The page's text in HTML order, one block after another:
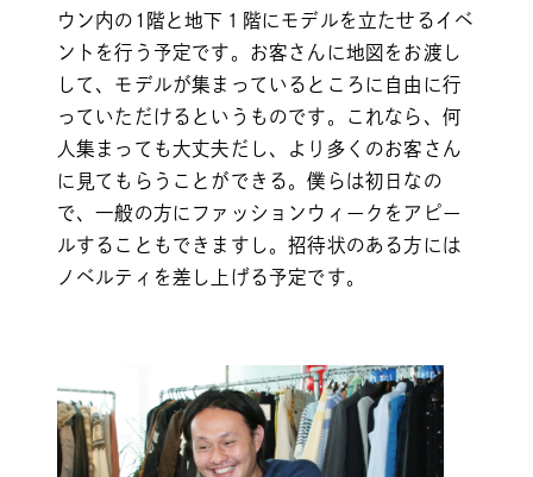
ウン内の1階と地下１階にモデルを立たせるイベ
ントを行う予定です。お客さんに地図をお渡し
して、モデルが集まっているところに自由に行
っていただけるというものです。これなら、何
人集まっても大丈夫だし、より多くのお客さん
に見てもらうことができる。僕らは初日なの
で、一般の方にファッションウィークをアピー
ルすることもできますし。招待状のある方には
ノベルティを差し上げる予定です。